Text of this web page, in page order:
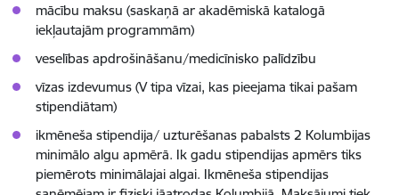
mācību maksu (saskaņā ar akadēmiskā katalogā
iekļautajām programmām)
veselības apdrošināšanu/medicīnisko palīdzību
vīzas izdevumus (V tipa vīzai, kas pieejama tikai pašam
stipendiātam)
ikmēneša stipendija/ uzturēšanas pabalsts 2 Kolumbijas
minimālo algu apmērā. Ik gadu stipendijas apmērs tiks
piemērots minimālajai algai. Ikmēneša stipendijas